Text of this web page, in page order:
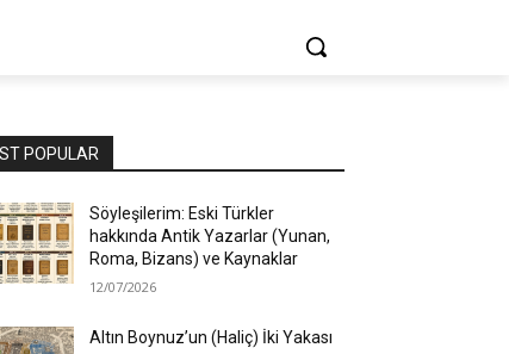
POPULAR
Söyleşilerim: Eski Türkler
hakkında Antik Yazarlar (Yunan,
Roma, Bizans) ve Kaynaklar
12/07/2026
Altın Boynuz’un (Haliç) İki Yakası